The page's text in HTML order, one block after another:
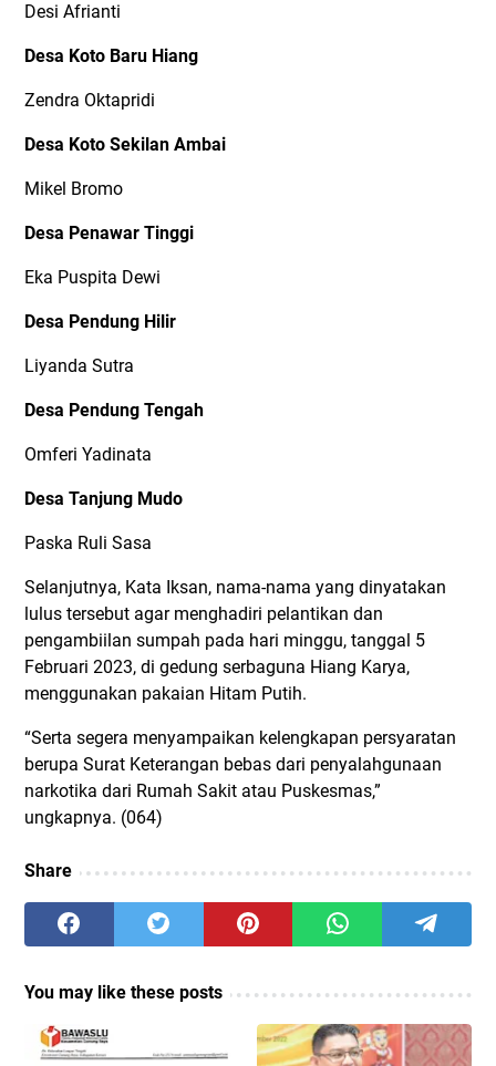
Desi Afrianti
Desa Koto Baru Hiang
Zendra Oktapridi
Desa Koto Sekilan Ambai
Mikel Bromo
Desa Penawar Tinggi
Eka Puspita Dewi
Desa Pendung Hilir
Liyanda Sutra
Desa Pendung Tengah
Omferi Yadinata
Desa Tanjung Mudo
Paska Ruli Sasa
Selanjutnya, Kata Iksan, nama-nama yang dinyatakan
lulus tersebut agar menghadiri pelantikan dan
pengambiilan sumpah pada hari minggu, tanggal 5
Februari 2023, di gedung serbaguna Hiang Karya,
menggunakan pakaian Hitam Putih.
“Serta segera menyampaikan kelengkapan persyaratan
berupa Surat Keterangan bebas dari penyalahgunaan
narkotika dari Rumah Sakit atau Puskesmas,”
ungkapnya. (064)
Share
You may like these posts